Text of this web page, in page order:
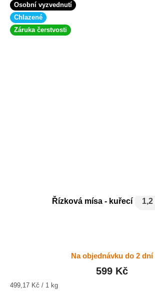
Osobní vyzvednutí
Chlazené
Záruka čerstvosti
Řízková mísa - kuřecí 1,2
Na objednávku do 2 dní
599 Kč
Měrná
499,17 Kč / 1 kg